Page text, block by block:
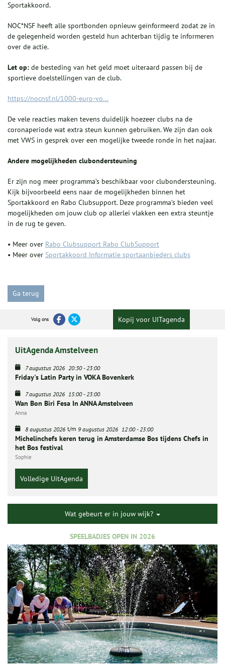
Sportakkoord.
NOC*NSF heeft alle sportbonden opnieuw geïnformeerd zodat ze in
de gelegenheid worden gesteld hun achterban tijdig te informeren
over de actie.
Let op: de besteding van het geld moet uiteraard passen bij de
sportieve doelstellingen van de club.
https://nocnsf.nl/1000-euro-vo...
De vele reacties maken tevens duidelijk hoezeer clubs na de
coronaperiode wat extra steun kunnen gebruiken. We zijn dan ook
met VWS in gesprek over een mogelijke tweede ronde in het najaar.
Andere mogelijkheden clubondersteuning
Er zijn nog meer programma’s beschikbaar voor clubondersteuning.
Kijk bijvoorbeeld eens naar de mogelijkheden binnen het
Sportakkoord en Rabo Clubsupport. Deze programma’s bieden veel
mogelijkheden om jouw club op allerlei vlakken een extra steuntje
in de rug te geven.
• Meer over Rabo Clubsupport Rabo ClubSupport
• Meer over Sportakkoord Informatie sportaanbieders clubs
Ga terug
Volg ons Kopij voor UITagenda
UitAgenda Amstelveen
7 augustus 2026 20:30-23:00
Friday's Latin Party in VOKA Bovenkerk
7 augustus 2026 15:00-23:00
Wan Bon Biri Fesa In ANNA Amstelveen
Anna
8 augustus 2026 t/m 9 augustus 2026 12:00-23:00
Michelinchefs keren terug in Amsterdamse Bos tijdens Chefs in
het Bos festival
Sophie
Volledige UitAgenda
Wat gebeurt er in jouw wijk?
SPEELBADJES OPEN IN 2026